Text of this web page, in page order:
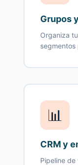
Grupos
Organiza
📊
CRM y
Pipeline